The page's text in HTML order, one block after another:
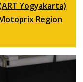
Yogyakarta)
Region